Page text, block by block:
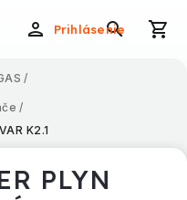
Prihlásenie
/
/
K2.1
PLYN